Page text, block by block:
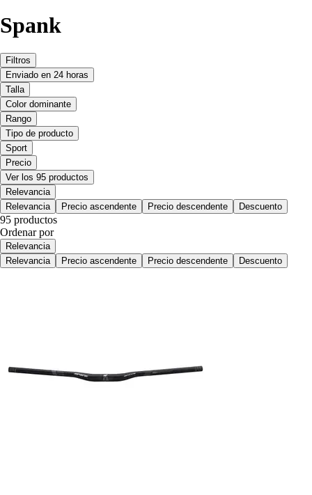
Spank
Filtros
Enviado en 24 horas
Talla
Color dominante
Rango
Tipo de producto
Sport
Precio
Ver los 95 productos
Relevancia
Relevancia
Precio ascendente Precio descendente Descuento
95 productos
Ordenar por
Relevancia
Relevancia
Precio ascendente Precio descendente Descuento